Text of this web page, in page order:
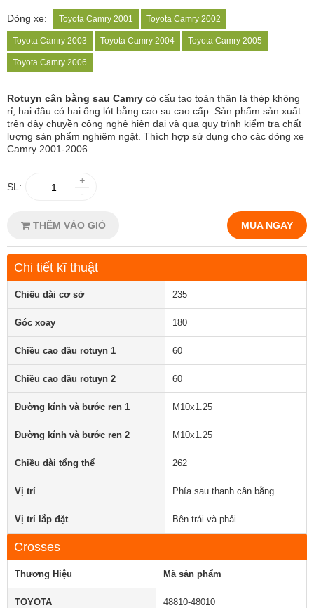
Dòng xe: Toyota Camry 2001 Toyota Camry 2002
Toyota Camry 2003 Toyota Camry 2004 Toyota Camry 2005
Toyota Camry 2006
Rotuyn cân bằng sau Camry có cấu tạo toàn thân là thép không
rỉ, hai đầu có hai ống lót bằng cao su cao cấp. Sản phẩm sản xuất
trên dây chuyền công nghệ hiện đại và qua quy trình kiểm tra chất
lượng sản phẩm nghiêm ngặt. Thích hợp sử dụng cho các dòng xe
Camry 2001-2006.
SL:
+
-
THÊM VÀO GIỎ MUA NGAY
Chi tiết kĩ thuật
Chiều dài cơ sở 235
Góc xoay 180
Chiều cao đầu rotuyn 1 60
Chiều cao đầu rotuyn 2 60
Đường kính và bước ren 1 M10x1.25
Đường kính và bước ren 2 M10x1.25
Chiều dài tổng thể 262
Vị trí Phía sau thanh cân bằng
Vị trí lắp đặt Bên trái và phải
Crosses
Thương Hiệu Mã sản phẩm
TOYOTA 48810-48010